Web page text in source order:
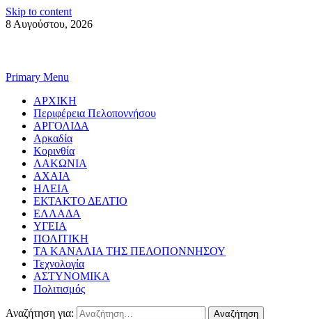
Skip to content
8 Αυγούστου, 2026
Primary Menu
ΑΡΧΙΚΗ
Περιφέρεια Πελοποννήσου
ΑΡΓΟΛΙΔΑ
Αρκαδία
Κορινθία
ΛΑΚΩΝΙΑ
ΑΧΑΙΑ
ΗΛΕΙΑ
ΕΚΤΑΚΤΟ ΔΕΛΤΙΟ
ΕΛΛΑΔΑ
ΥΓΕΙΑ
ΠΟΛΙΤΙΚΗ
ΤΑ ΚΑΝΑΛΙΑ ΤΗΣ ΠΕΛΟΠΟΝΝΗΣΟΥ
Τεχνολογία
ΑΣΤΥΝΟΜΙΚΑ
Πολιτισμός
Αναζήτηση για: